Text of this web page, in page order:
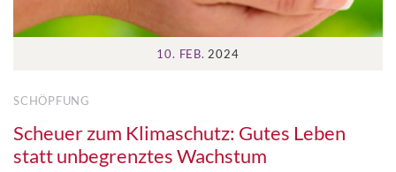
10. FEB. 2024
SCHÖPFUNG
Scheuer zum Klimaschutz: Gutes Leben
statt unbegrenztes Wachstum